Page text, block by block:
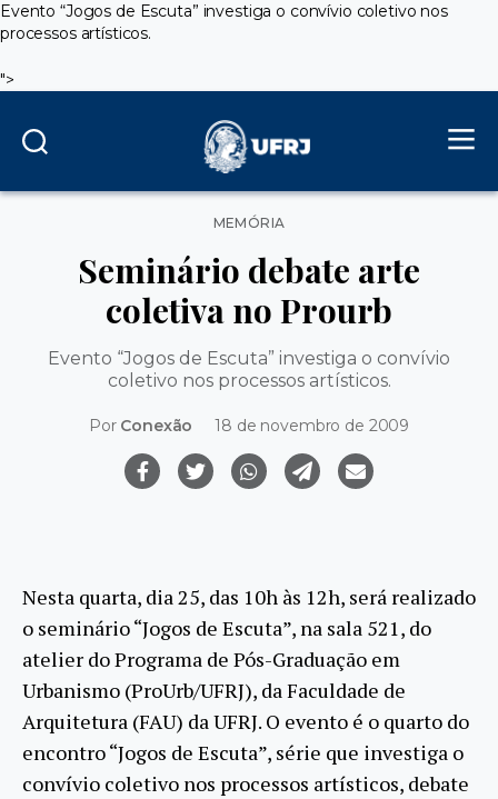
Evento “Jogos de Escuta” investiga o convívio coletivo nos
processos artísticos.
">
Categorias
MEMÓRIA
Seminário debate arte
coletiva no Prourb
Evento “Jogos de Escuta” investiga o convívio
coletivo nos processos artísticos.
Por Conexão 18 de novembro de 2009
Nesta quarta, dia 25, das 10h às 12h, será realizado
o seminário “Jogos de Escuta”, na sala 521, do
atelier do Programa de Pós-Graduação em
Urbanismo (ProUrb/UFRJ), da Faculdade de
Arquitetura (FAU) da UFRJ. O evento é o quarto do
encontro “Jogos de Escuta”, série que investiga o
convívio coletivo nos processos artísticos, debate